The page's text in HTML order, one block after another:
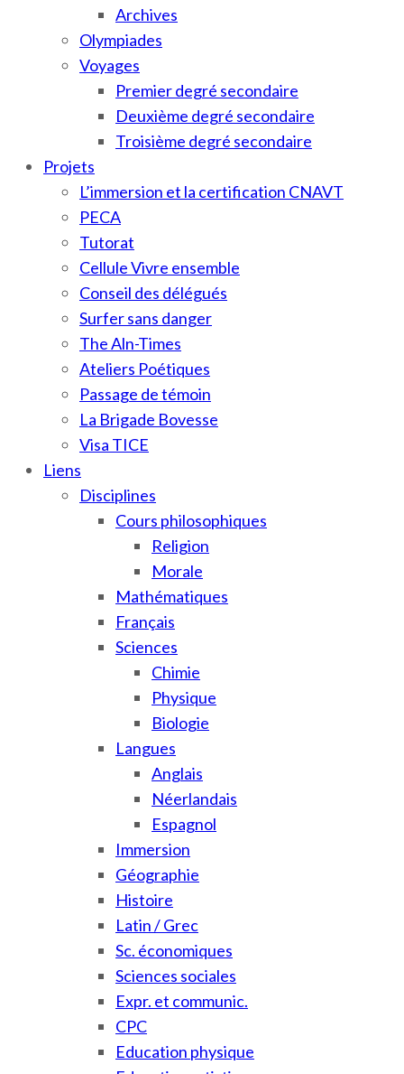
Archives
Olympiades
Voyages
Premier degré secondaire
Deuxième degré secondaire
Troisième degré secondaire
Projets
L’immersion et la certification CNAVT
PECA
Tutorat
Cellule Vivre ensemble
Conseil des délégués
Surfer sans danger
The Aln-Times
Ateliers Poétiques
Passage de témoin
La Brigade Bovesse
Visa TICE
Liens
Disciplines
Cours philosophiques
Religion
Morale
Mathématiques
Français
Sciences
Chimie
Physique
Biologie
Langues
Anglais
Néerlandais
Espagnol
Immersion
Géographie
Histoire
Latin / Grec
Sc. économiques
Sciences sociales
Expr. et communic.
CPC
Education physique